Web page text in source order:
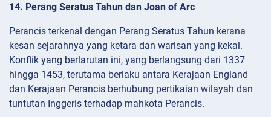
14. Perang Seratus Tahun dan Joan of Arc
Perancis terkenal dengan Perang Seratus Tahun kerana
kesan sejarahnya yang ketara dan warisan yang kekal.
Konflik yang berlarutan ini, yang berlangsung dari 1337
hingga 1453, terutama berlaku antara Kerajaan England
dan Kerajaan Perancis berhubung pertikaian wilayah dan
tuntutan Inggeris terhadap mahkota Perancis.